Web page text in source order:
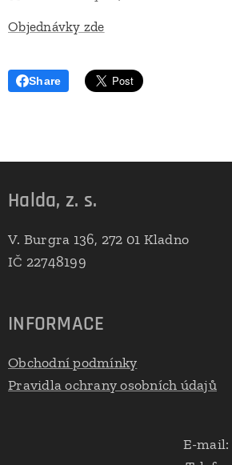
Objednávky zde
Share
Halda, z. s.
V. Burgra 136, 272 01 Kladno
IČ 22748199
INFORMACE
Obchodní podmínky
Pravidla ochrany osobních údajů
E-mail: